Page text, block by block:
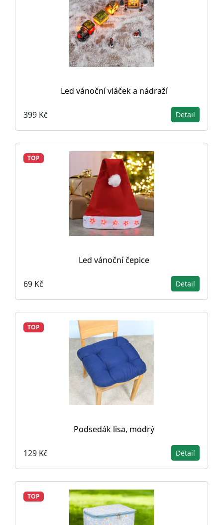
Led vánoční vláček a nádraží
399 Kč Detail
TOP
Led vánoční čepice
69 Kč Detail
TOP
Podsedák lisa, modrý
129 Kč Detail
TOP